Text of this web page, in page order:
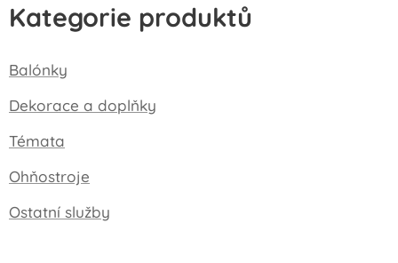
Kategorie produktů
Balónky
Dekorace a doplňky
Témata
Ohňostroje
Ostatní služby